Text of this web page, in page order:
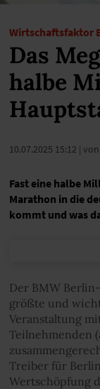
Wirtschaftsfaktor
Das
halbe
10.07.2025 15:12 |
Fast eine halbe
Marathon in die
kommt und was
Der BMW
größte und
Veranstaltung
Teilnehmenden
Treiber für
Wertschöpfung